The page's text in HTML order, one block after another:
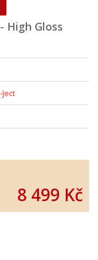
High Gloss
8 499 Kč